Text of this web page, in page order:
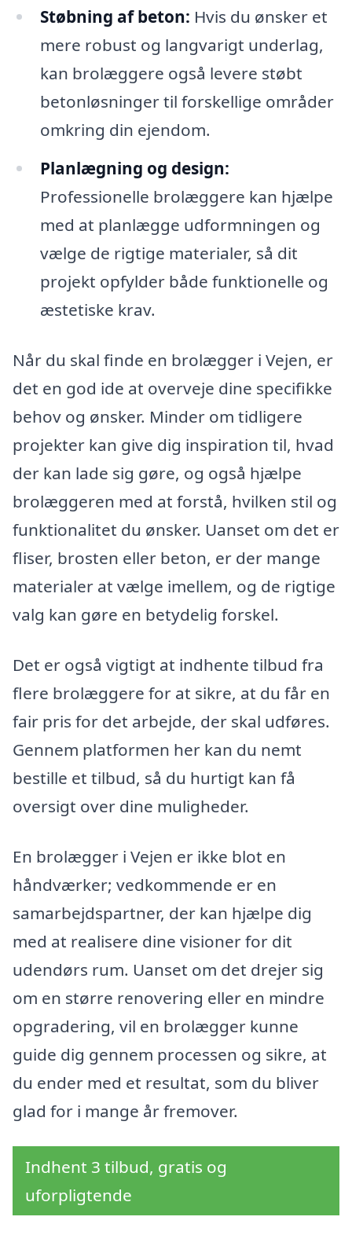
Støbning af beton: Hvis du ønsker et
mere robust og langvarigt underlag,
kan brolæggere også levere støbt
betonløsninger til forskellige områder
omkring din ejendom.
Planlægning og design:
Professionelle brolæggere kan hjælpe
med at planlægge udformningen og
vælge de rigtige materialer, så dit
projekt opfylder både funktionelle og
æstetiske krav.
Når du skal finde en brolægger i Vejen, er
det en god ide at overveje dine specifikke
behov og ønsker. Minder om tidligere
projekter kan give dig inspiration til, hvad
der kan lade sig gøre, og også hjælpe
brolæggeren med at forstå, hvilken stil og
funktionalitet du ønsker. Uanset om det er
fliser, brosten eller beton, er der mange
materialer at vælge imellem, og de rigtige
valg kan gøre en betydelig forskel.
Det er også vigtigt at indhente tilbud fra
flere brolæggere for at sikre, at du får en
fair pris for det arbejde, der skal udføres.
Gennem platformen her kan du nemt
bestille et tilbud, så du hurtigt kan få
oversigt over dine muligheder.
En brolægger i Vejen er ikke blot en
håndværker; vedkommende er en
samarbejdspartner, der kan hjælpe dig
med at realisere dine visioner for dit
udendørs rum. Uanset om det drejer sig
om en større renovering eller en mindre
opgradering, vil en brolægger kunne
guide dig gennem processen og sikre, at
du ender med et resultat, som du bliver
glad for i mange år fremover.
Indhent 3 tilbud, gratis og
uforpligtende